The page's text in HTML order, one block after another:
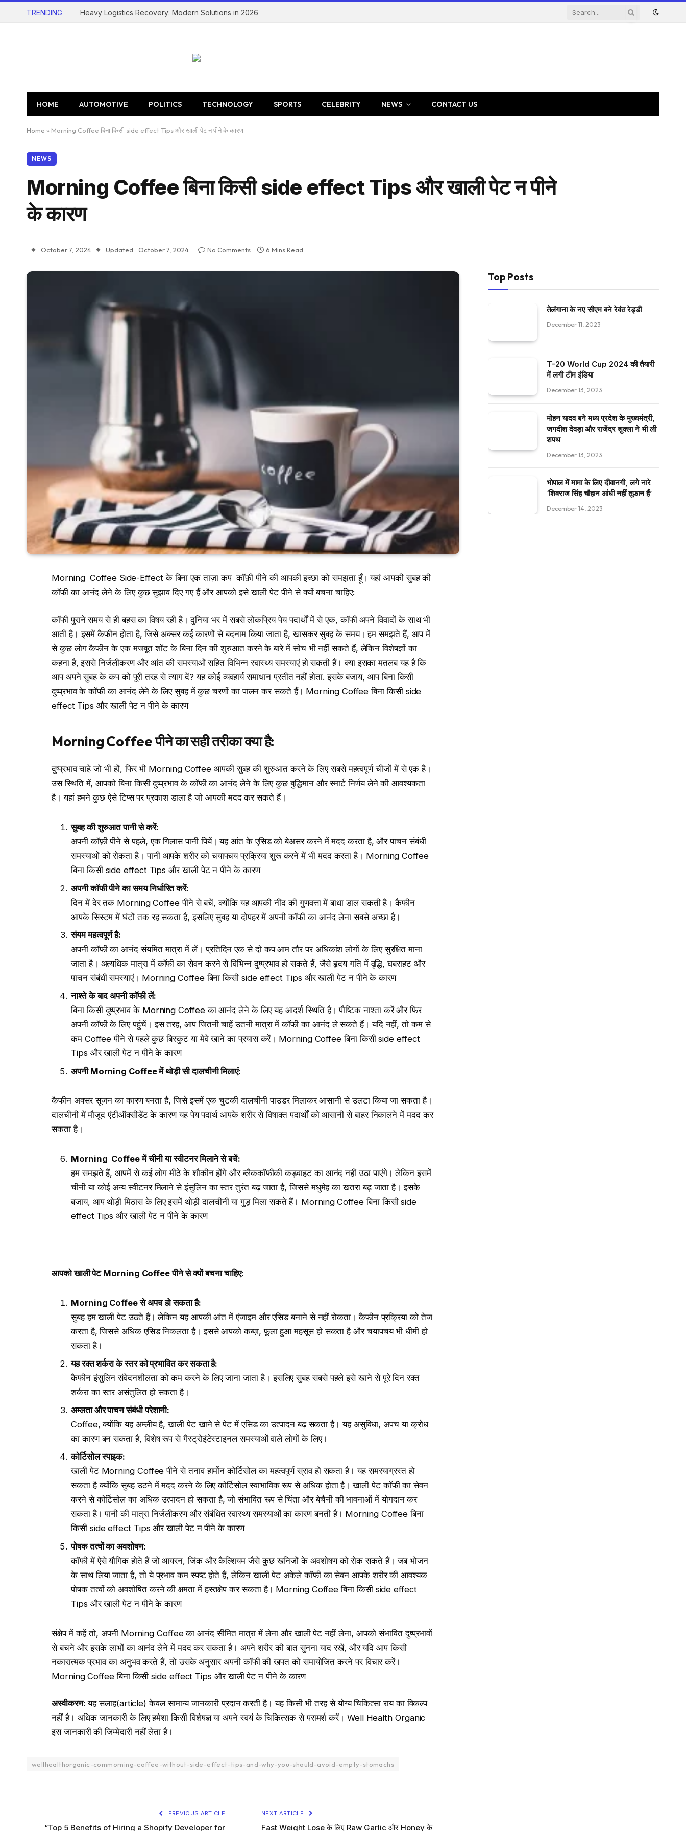
TRENDING Heavy Logistics Recovery: Modern Solutions in 2026
HOME AUTOMOTIVE POLITICS TECHNOLOGY SPORTS CELEBRITY NEWS CONTACT US
Home » Morning Coffee बिना किसी side effect Tips और खाली पेट न पीने के कारण
NEWS
Morning Coffee बिना किसी side effect Tips और खाली पेट न पीने
के कारण
October 7, 2024 Updated: October 7, 2024 No Comments 6 Mins Read
Morning Coffee Side-Effect के बिना एक ताज़ा कप कॉफ़ी पीने की आपकी इच्छा को समझता हूँ। यहां आपकी सुबह की
कॉफी का आनंद लेने के लिए कुछ सुझाव दिए गए हैं और आपको इसे खाली पेट पीने से क्यों बचना चाहिए:
कॉफी पुराने समय से ही बहस का विषय रही है। दुनिया भर में सबसे लोकप्रिय पेय पदार्थों में से एक, कॉफी अपने विवादों के साथ भी
आती है। इसमें कैफीन होता है, जिसे अक्सर कई कारणों से बदनाम किया जाता है, खासकर सुबह के समय। हम समझते हैं, आप में
से कुछ लोग कैफीन के एक मजबूत शॉट के बिना दिन की शुरुआत करने के बारे में सोच भी नहीं सकते हैं, लेकिन विशेषज्ञों का
कहना है, इससे निर्जलीकरण और आंत की समस्याओं सहित विभिन्न स्वास्थ्य समस्याएं हो सकती हैं। क्या इसका मतलब यह है कि
आप अपने सुबह के कप को पूरी तरह से त्याग दें? यह कोई व्यवहार्य समाधान प्रतीत नहीं होता. इसके बजाय, आप बिना किसी
दुष्प्रभाव के कॉफी का आनंद लेने के लिए सुबह में कुछ चरणों का पालन कर सकते हैं। Morning Coffee बिना किसी side
effect Tips और खाली पेट न पीने के कारण
Morning Coffeeपीने का सही तरीका क्या है:
दुष्प्रभाव चाहे जो भी हों, फिर भी Morning Coffee आपकी सुबह की शुरुआत करने के लिए सबसे महत्वपूर्ण चीजों में से एक है।
उस स्थिति में, आपको बिना किसी दुष्प्रभाव के कॉफी का आनंद लेने के लिए कुछ बुद्धिमान और स्मार्ट निर्णय लेने की आवश्यकता
है। यहां हमने कुछ ऐसे टिप्स पर प्रकाश डाला है जो आपकी मदद कर सकते हैं।
सुबह की शुरुआत पानी से करें:
अपनी कॉफ़ी पीने से पहले, एक गिलास पानी पियें। यह आंत के एसिड को बेअसर करने में मदद करता है, और पाचन संबंधी
समस्याओं को रोकता है। पानी आपके शरीर को चयापचय प्रक्रिया शुरू करने में भी मदद करता है। Morning Coffee
बिना किसी side effect Tips और खाली पेट न पीने के कारण
अपनी कॉफी पीने का समय निर्धारित करें:
दिन में देर तक Morning Coffee पीने से बचें, क्योंकि यह आपकी नींद की गुणवत्ता में बाधा डाल सकती है। कैफीन
आपके सिस्टम में घंटों तक रह सकता है, इसलिए सुबह या दोपहर में अपनी कॉफी का आनंद लेना सबसे अच्छा है।
संयम महत्वपूर्ण है:
अपनी कॉफी का आनंद संयमित मात्रा में लें। प्रतिदिन एक से दो कप आम तौर पर अधिकांश लोगों के लिए सुरक्षित माना
जाता है। अत्यधिक मात्रा में कॉफी का सेवन करने से विभिन्न दुष्प्रभाव हो सकते हैं, जैसे हृदय गति में वृद्धि, घबराहट और
पाचन संबंधी समस्याएं। Morning Coffee बिना किसी side effect Tips और खाली पेट न पीने के कारण
नाश्ते के बाद अपनी कॉफी लें:
बिना किसी दुष्प्रभाव के Morning Coffee का आनंद लेने के लिए यह आदर्श स्थिति है। पौष्टिक नाश्ता करें और फिर
अपनी कॉफी के लिए पहुंचें। इस तरह, आप जितनी चाहें उतनी मात्रा में कॉफी का आनंद ले सकते हैं। यदि नहीं, तो कम से
कम Coffee पीने से पहले कुछ बिस्कुट या मेवे खाने का प्रयास करें। Morning Coffee बिना किसी side effect
Tips और खाली पेट न पीने के कारण
अपनी Morning Coffeeमें थोड़ी सी दालचीनी मिलाएं:
कैफीन अक्सर सूजन का कारण बनता है, जिसे इसमें एक चुटकी दालचीनी पाउडर मिलाकर आसानी से उलटा किया जा सकता है।
दालचीनी में मौजूद एंटीऑक्सीडेंट के कारण यह पेय पदार्थ आपके शरीर से विषाक्त पदार्थों को आसानी से बाहर निकालने में मदद कर
सकता है।
Morning Coffeeमें चीनी या स्वीटनर मिलाने से बचें:
हम समझते हैं, आपमें से कई लोग मीठे के शौकीन होंगे और ब्लैककॉफीकी कड़वाहट का आनंद नहीं उठा पाएंगे। लेकिन इसमें
चीनी या कोई अन्य स्वीटनर मिलाने से इंसुलिन का स्तर तुरंत बढ़ जाता है, जिससे मधुमेह का खतरा बढ़ जाता है। इसके
बजाय, आप थोड़ी मिठास के लिए इसमें थोड़ी दालचीनी या गुड़ मिला सकते हैं। Morning Coffee बिना किसी side
effect Tips और खाली पेट न पीने के कारण
आपको खाली पेट Morning Coffeeपीने से क्यों बचना चाहिए:
Morning Coffeeसे अपच हो सकता है:
सुबह हम खाली पेट उठते हैं। लेकिन यह आपकी आंत में एंजाइम और एसिड बनाने से नहीं रोकता। कैफीन प्रक्रिया को तेज
करता है, जिससे अधिक एसिड निकलता है। इससे आपको कब्ज़, फूला हुआ महसूस हो सकता है और चयापचय भी धीमी हो
सकता है।
यह रक्त शर्करा के स्तर को प्रभावित कर सकता है:
कैफीन इंसुलिन संवेदनशीलता को कम करने के लिए जाना जाता है। इसलिए सुबह सबसे पहले इसे खाने से पूरे दिन रक्त
शर्करा का स्तर असंतुलित हो सकता है।
अम्लता और पाचन संबंधी परेशानी:
Coffee, क्योंकि यह अम्लीय है, खाली पेट खाने से पेट में एसिड का उत्पादन बढ़ सकता है। यह असुविधा, अपच या क्रोध
का कारण बन सकता है, विशेष रूप से गैस्ट्रोइंटेस्टाइनल समस्याओं वाले लोगों के लिए।
कोर्टिसोल स्पाइक:
खाली पेट Morning Coffee पीने से तनाव हार्मोन कोर्टिसोल का महत्वपूर्ण स्राव हो सकता है। यह समस्याग्रस्त हो
सकता है क्योंकि सुबह उठने में मदद करने के लिए कोर्टिसोल स्वाभाविक रूप से अधिक होता है। खाली पेट कॉफी का सेवन
करने से कोर्टिसोल का अधिक उत्पादन हो सकता है, जो संभावित रूप से चिंता और बेचैनी की भावनाओं में योगदान कर
सकता है। पानी की मात्रा निर्जलीकरण और संबंधित स्वास्थ्य समस्याओं का कारण बनती है। Morning Coffee बिना
किसी side effect Tips और खाली पेट न पीने के कारण
पोषक तत्वों का अवशोषण:
कॉफी में ऐसे यौगिक होते हैं जो आयरन, जिंक और कैल्शियम जैसे कुछ खनिजों के अवशोषण को रोक सकते हैं। जब भोजन
के साथ लिया जाता है, तो ये प्रभाव कम स्पष्ट होते हैं, लेकिन खाली पेट अकेले कॉफी का सेवन आपके शरीर की आवश्यक
पोषक तत्वों को अवशोषित करने की क्षमता में हस्तक्षेप कर सकता है। Morning Coffee बिना किसी side effect
Tips और खाली पेट न पीने के कारण
संक्षेप में कहें तो, अपनी Morning Coffee का आनंद सीमित मात्रा में लेना और खाली पेट नहीं लेना, आपको संभावित दुष्प्रभावों
से बचने और इसके लाभों का आनंद लेने में मदद कर सकता है। अपने शरीर की बात सुनना याद रखें, और यदि आप किसी
नकारात्मक प्रभाव का अनुभव करते हैं, तो उसके अनुसार अपनी कॉफी की खपत को समायोजित करने पर विचार करें।
Morning Coffee बिना किसी side effect Tips और खाली पेट न पीने के कारण
अस्वीकरण: यह सलाह(article) केवल सामान्य जानकारी प्रदान करती है। यह किसी भी तरह से योग्य चिकित्सा राय का विकल्प
नहीं है। अधिक जानकारी के लिए हमेशा किसी विशेषज्ञ या अपने स्वयं के चिकित्सक से परामर्श करें। Well Health Organic
इस जानकारी की जिम्मेदारी नहीं लेता है।
wellhealthorganic-commorning-coffee-without-side-effect-tips-and-why-you-should-avoid-empty-stomachs
PREVIOUS ARTICLE
“Top 5 Benefits of Hiring a Shopify Developer for
NEXT ARTICLE
Fast Weight Lose के लिए Raw Garlic और Honey के
Top Posts
तेलंगाना के नए सीएम बने रेवंत रेड्डी
December 11, 2023
T-20 World Cup 2024 की तैयारी
में लगी टीम इंडिया
December 13, 2023
मोहन यादव बने मध्य प्रदेश के मुख्यमंत्री,
जगदीश देवड़ा और राजेंद्र शुक्ला ने भी ली
शपथ
December 13, 2023
भोपाल में मामा के लिए दीवानगी, लगे नारे
‘शिवराज सिंह चौहान आंधी नहीं तूफ़ान हैं’
December 14, 2023